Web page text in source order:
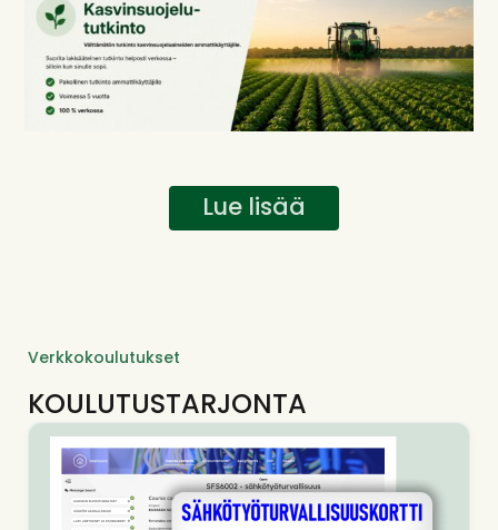
Lue lisää
Verkkokoulutukset
KOULUTUSTARJONTA